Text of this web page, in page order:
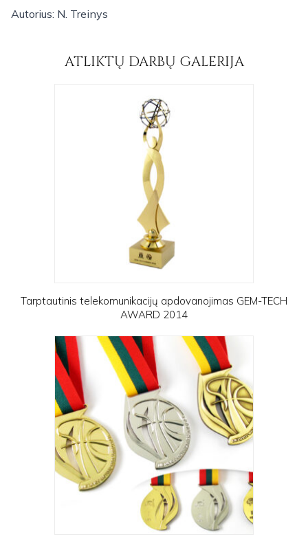
Autorius: N. Treinys
ATLIKTŲ DARBŲ GALERIJA
Tarptautinis telekomunikacijų apdovanojimas GEM-TECH
AWARD 2014